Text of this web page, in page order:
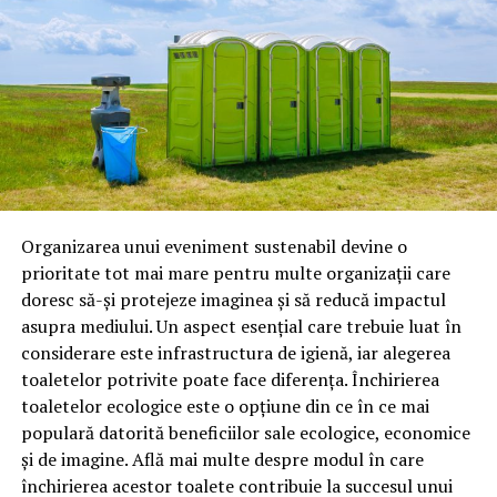
uleiuri pentru transmisii;
lichide de frână;
antigel;
lubrifianți industriali;
produse speciale pentru competiții.
Astăzi, brandul este apreciat în special pentru
tehnologiile proprii și pentru numărul mare de aprobări
OEM.
Ce înseamnă Ravenol VMP?
DenumireaVMPidentifică o gamă de uleiuri dezvoltate
pentru motoare moderne care necesită performanțe
ridicate și compatibilitate cu numeroase specificații ale
constructorilor auto.
Acest produs este destinat în special motoarelor
Organizarea unui eveniment sustenabil devine o
prioritate tot mai mare pentru multe organizații care
doresc să-și protejeze imaginea și să reducă impactul
asupra mediului. Un aspect esențial care trebuie luat în
considerare este infrastructura de igienă, iar alegerea
toaletelor potrivite poate face diferența. Închirierea
toaletelor ecologice este o opțiune din ce în ce mai
populară datorită beneficiilor sale ecologice, economice
și de imagine. Află mai multe despre modul în care
închirierea acestor toalete contribuie la succesul unui